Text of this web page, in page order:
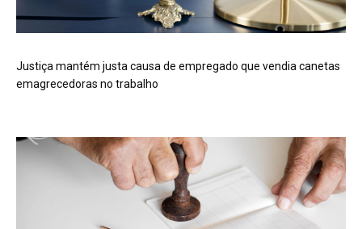
Justiça mantém justa causa de empregado que vendia canetas
emagrecedoras no trabalho